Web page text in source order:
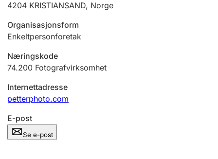
Ektepaktveileder
Offentlig sektor
Andre tema
4204 KRISTIANSAND, Norge
Organisasjonsform
Enkeltpersonforetak
Næringskode
74.200 Fotografvirksomhet
Internettadresse
petterphoto.com
E-post
Se e-post